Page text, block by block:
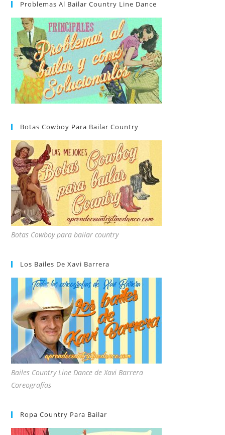
Problemas Al Bailar Country Line Dance
Botas Cowboy Para Bailar Country
Botas Cowboy para bailar country
Los Bailes De Xavi Barrera
Bailes Country Line Dance de Xavi Barrera
Coreografías
Ropa Country Para Bailar